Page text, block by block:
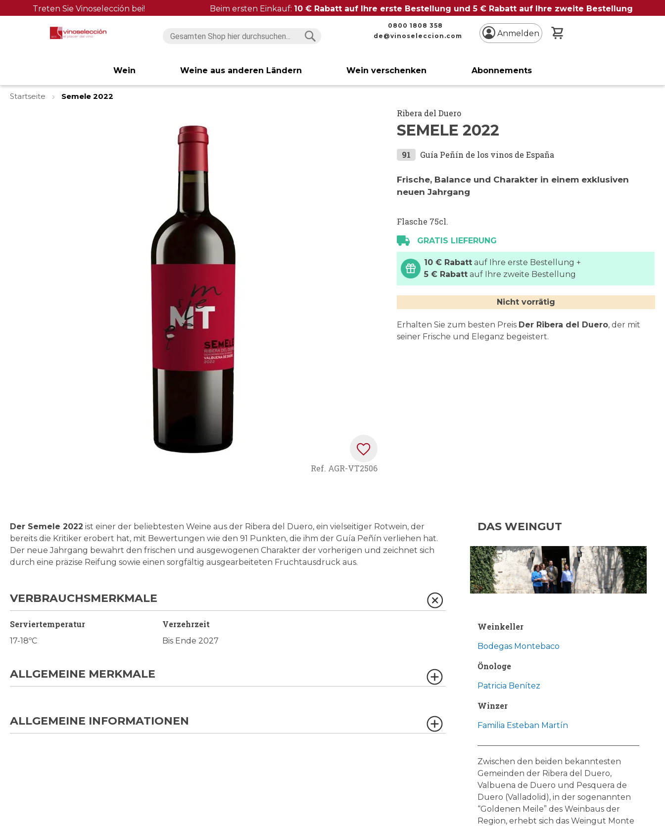
Treten Sie Vinoselección bei! Beim ersten Einkauf: 10 € Rabatt auf Ihre erste Bestellung und 5 € Rabatt auf Ihre zweite Bestellung
0800 1808 358
de@vinoseleccion.com
Anmelden
Wein Weine aus anderen Ländern Wein verschenken Abonnements
Startseite
Semele 2022
springen
Ref. AGR-VT2506
Ribera del Duero
SEMELE 2022
91 Guía Peñín de los vinos de España
Frische, Balance und Charakter in einem exklusiven
neuen Jahrgang
Flasche 75cl.
GRATIS LIEFERUNG
10 € Rabatt auf Ihre erste Bestellung +
5 € Rabatt auf Ihre zweite Bestellung
Nicht vorrätig
Erhalten Sie zum besten Preis Der Ribera del Duero, der mit
seiner Frische und Eleganz begeistert.
Der Semele 2022 ist einer der beliebtesten Weine aus der Ribera del Duero, ein vielseitiger Rotwein, der
bereits die Kritiker erobert hat, mit Bewertungen wie den 91 Punkten, die ihm der Guía Peñín verliehen hat.
Der neue Jahrgang bewahrt den frischen und ausgewogenen Charakter der vorherigen und zeichnet sich
durch eine präzise Reifung sowie einen sorgfältig ausgearbeiteten Fruchtausdruck aus.
VERBRAUCHSMERKMALE
Serviertemperatur
17-18ºC
Verzehrzeit
Bis Ende 2027
ALLGEMEINE MERKMALE
ALLGEMEINE INFORMATIONEN
DAS WEINGUT
Weinkeller
Bodegas Montebaco
Önologe
Patricia Benítez
Winzer
Familia Esteban Martín
Zwischen den beiden bekanntesten
Gemeinden der Ribera del Duero,
Valbuena de Duero und Pesquera de
Duero (Valladolid), in der sogenannten
“Goldenen Meile” des Weinbaus der
Region, erhebt sich das Weingut Monte